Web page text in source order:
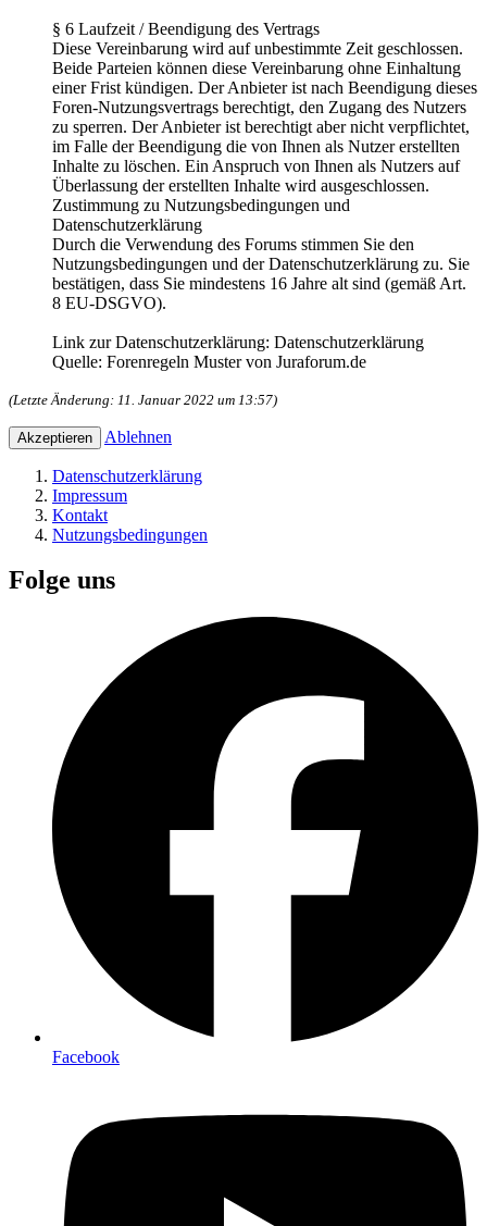
§ 6 Laufzeit / Beendigung des Vertrags
Diese Vereinbarung wird auf unbestimmte Zeit geschlossen.
Beide Parteien können diese Vereinbarung ohne Einhaltung
einer Frist kündigen. Der Anbieter ist nach Beendigung dieses
Foren-Nutzungsvertrags berechtigt, den Zugang des Nutzers
zu sperren. Der Anbieter ist berechtigt aber nicht verpflichtet,
im Falle der Beendigung die von Ihnen als Nutzer erstellten
Inhalte zu löschen. Ein Anspruch von Ihnen als Nutzers auf
Überlassung der erstellten Inhalte wird ausgeschlossen.
Zustimmung zu Nutzungsbedingungen und
Datenschutzerklärung
Durch die Verwendung des Forums stimmen Sie den
Nutzungsbedingungen und der Datenschutzerklärung zu. Sie
bestätigen, dass Sie mindestens 16 Jahre alt sind (gemäß Art.
8 EU-DSGVO).
Link zur Datenschutzerklärung: Datenschutzerklärung
Quelle: Forenregeln Muster von Juraforum.de
(Letzte Änderung: 11. Januar 2022 um 13:57)
Ablehnen
Datenschutzerklärung
Impressum
Kontakt
Nutzungsbedingungen
Folge uns
Facebook